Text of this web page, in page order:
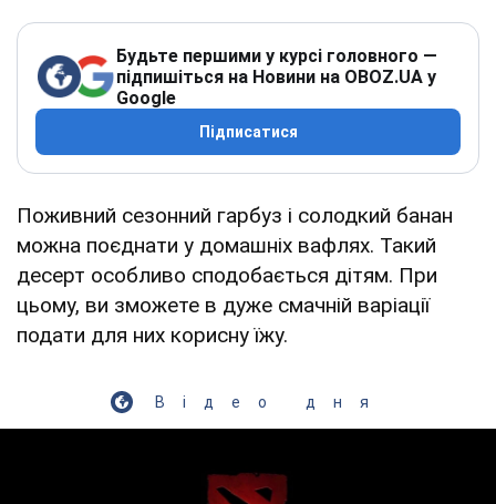
Будьте першими у курсі головного —
підпишіться на Новини на OBOZ.UA у
Google
Підписатися
Поживний сезонний гарбуз і солодкий банан
можна поєднати у домашніх вафлях. Такий
десерт особливо сподобається дітям. При
цьому, ви зможете в дуже смачній варіації
подати для них корисну їжу.
Відео дня